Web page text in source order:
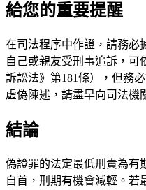
給您的重要提醒
在司法程序中作證，請務必
自己或親友受刑事追訴，可
訴訟法》第181條），但務
虛偽陳述，請盡早向司法機
結論
偽證罪的法定最低刑責為有
自首，刑期有機會減輕。若